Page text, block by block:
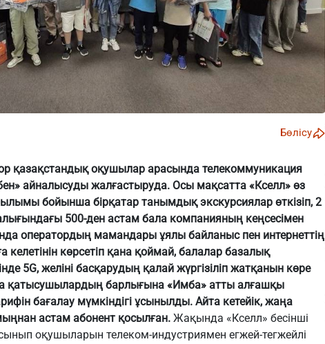
Бөлісу
қазақстандық оқушылар арасында телекоммуникация
айналысуды жалғастыруда. Осы мақсатта «Кселл» өз
бойынша бірқатар танымдық экскурсиялар өткізіп, 2
500-ден астам бала компанияның кеңсесімен
оператордың мамандары ұялы байланыс пен интернеттің
келетінін көрсетіп қана қоймай, балалар базалық
5G, желіні басқарудың қалай жүргізіліп жатқанын көре
қатысушылардың барлығына «Имба» атты алғашқы
бағалау мүмкіндігі ұсынылды. Айта кетейік, жаңа
астам абонент қосылған. Жақында «Кселл» бесінші
сынып оқушыларын телеком-индустриямен егжей-тегжейлі